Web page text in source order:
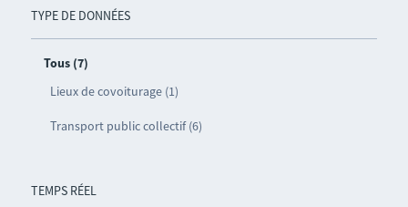
TYPE DE DONNÉES
Tous (7)
Lieux de covoiturage (1)
Transport public collectif (6)
TEMPS RÉEL